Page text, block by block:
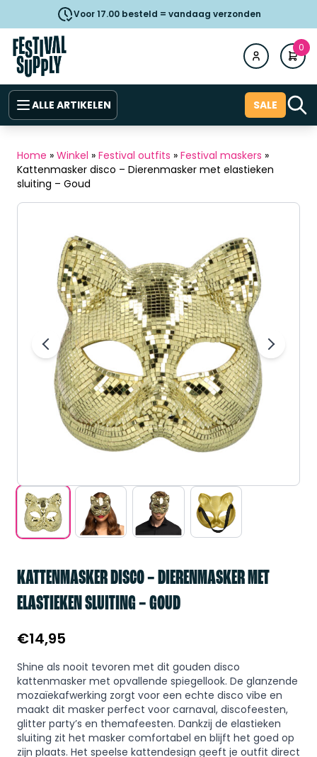
Voor 17.00 besteld = vandaag verzonden
0
ALLE ARTIKELEN SALE
Home » Winkel » Festival outfits » Festival maskers »
Kattenmasker disco – Dierenmasker met elastieken
sluiting – Goud
KATTENMASKER DISCO – DIERENMASKER MET
ELASTIEKEN SLUITING – GOUD
€14,95
Shine als nooit tevoren met dit gouden disco
kattenmasker met opvallende spiegellook. De glanzende
mozaïekafwerking zorgt voor een echte disco vibe en
maakt dit masker perfect voor carnaval, discofeesten,
glitter party’s en themafeesten. Dankzij de elastieken
sluiting zit het masker comfortabel en blijft het goed op
zijn plaats. Het speelse kattendesign geeft je outfit direct